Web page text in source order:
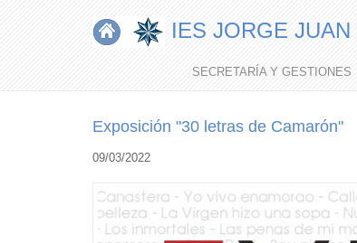
IES JORGE JUAN
MI
MENÚ
SECRETARÍA Y GESTIONES
Exposición "30 letras de Camarón"
09/03/2022